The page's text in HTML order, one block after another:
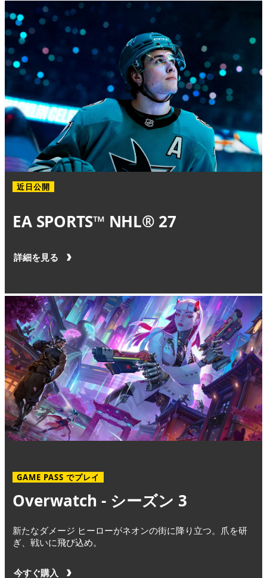
近日公開
EA SPORTS™ NHL® 27
詳細を見る
GAME PASS でプレイ
Overwatch - シーズン 3
新たなダメージ ヒーローがネオンの街に降り立つ。爪を研
ぎ、戦いに飛び込め。
今すぐ購入